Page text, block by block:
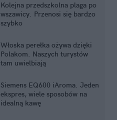
Kolejna przedszkolna plaga po
wszawicy. Przenosi się bardzo
szybko
Włoska perełka ożywa dzięki
Polakom. Naszych turystów
tam uwielbiają
Siemens EQ600 iAroma. Jeden
ekspres, wiele sposobów na
idealną kawę